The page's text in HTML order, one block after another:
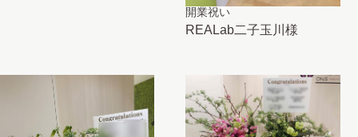
開業祝い
REALab二子玉川様